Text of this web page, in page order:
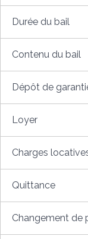
Durée du bail
Contenu du bail
Dépôt de
Loyer
Charges
Quittance
Changement de